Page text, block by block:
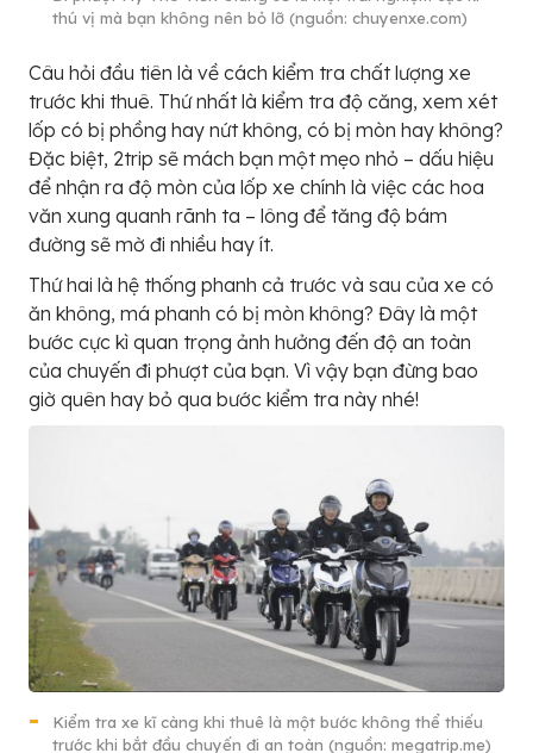
thú vị mà bạn không nên bỏ lỡ (nguồn: chuyenxe.com)
Câu hỏi đầu tiên là về cách kiểm tra chất lượng xe
trước khi thuê. Thứ nhất là kiểm tra độ căng, xem xét
lốp có bị phồng hay nứt không, có bị mòn hay không?
Đặc biệt, 2trip sẽ mách bạn một mẹo nhỏ – dấu hiệu
để nhận ra độ mòn của lốp xe chính là việc các hoa
văn xung quanh rãnh ta – lông để tăng độ bám
đường sẽ mờ đi nhiều hay ít.
Thứ hai là hệ thống phanh cả trước và sau của xe có
ăn không, má phanh có bị mòn không? Đây là một
bước cực kì quan trọng ảnh hưởng đến độ an toàn
của chuyến đi phượt của bạn. Vì vậy bạn đừng bao
giờ quên hay bỏ qua bước kiểm tra này nhé!
Kiểm tra xe kĩ càng khi thuê là một bước không thể thiếu
trước khi bắt đầu chuyến đi an toàn (nguồn: megatrip.me)